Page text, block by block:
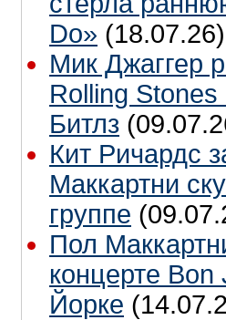
Do» (18.07.26)
Мик Джаггер
Rolling Stones
Битлз
Кит Ричардс
Маккартни
группе
Пол
концерте
Йорке